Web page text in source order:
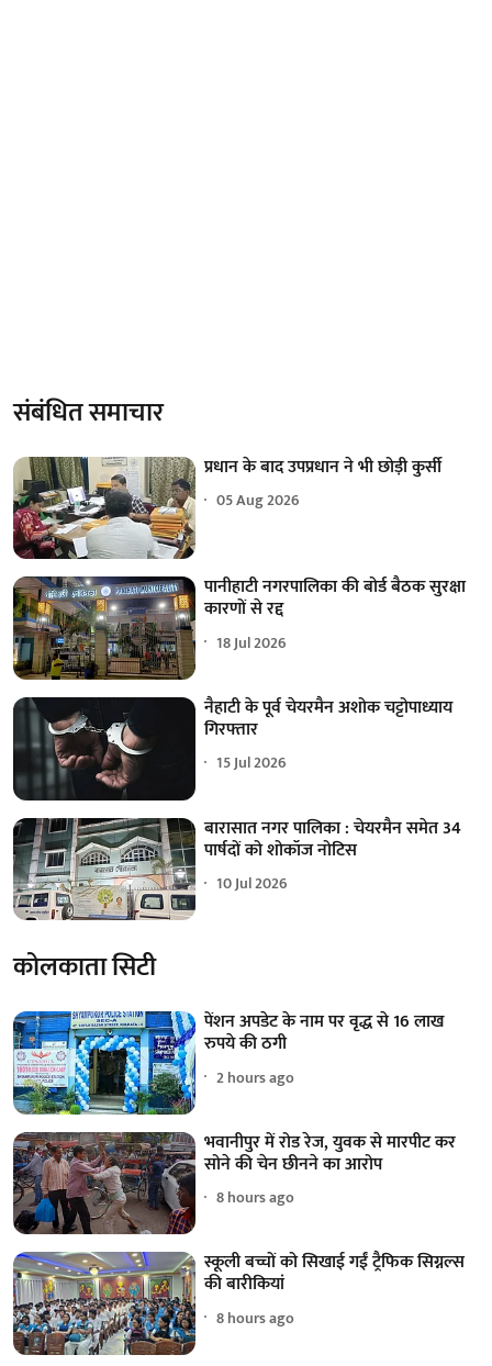
संबंधित समाचार
प्रधान के बाद उपप्रधान ने भी छोड़ी कुर्सी
05 Aug 2026
पानीहाटी नगरपालिका की बोर्ड बैठक सुरक्षा
कारणों से रद्द
18 Jul 2026
नैहाटी के पूर्व चेयरमैन अशोक चट्टोपाध्याय
गिरफ्तार
15 Jul 2026
बारासात नगर पालिका : चेयरमैन समेत 34
पार्षदों को शोकॉज नोटिस
10 Jul 2026
कोलकाता सिटी
पेंशन अपडेट के नाम पर वृद्ध से 16 लाख
रुपये की ठगी
2 hours ago
भवानीपुर में रोड रेज, युवक से मारपीट कर
सोने की चेन छीनने का आरोप
8 hours ago
स्कूली बच्चों को सिखाई गईं ट्रैफिक सिग्नल्स
की बारीकियां
8 hours ago